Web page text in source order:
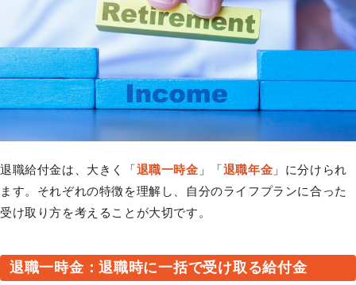
退職給付金は、大きく「退職一時金 」「退職年金 」に分けられ
ます。それぞれの特徴を理解し、自分のライフプランに合った
受け取り方を考えることが大切です。
退職一時金：退職時に一括で受け取る給付金